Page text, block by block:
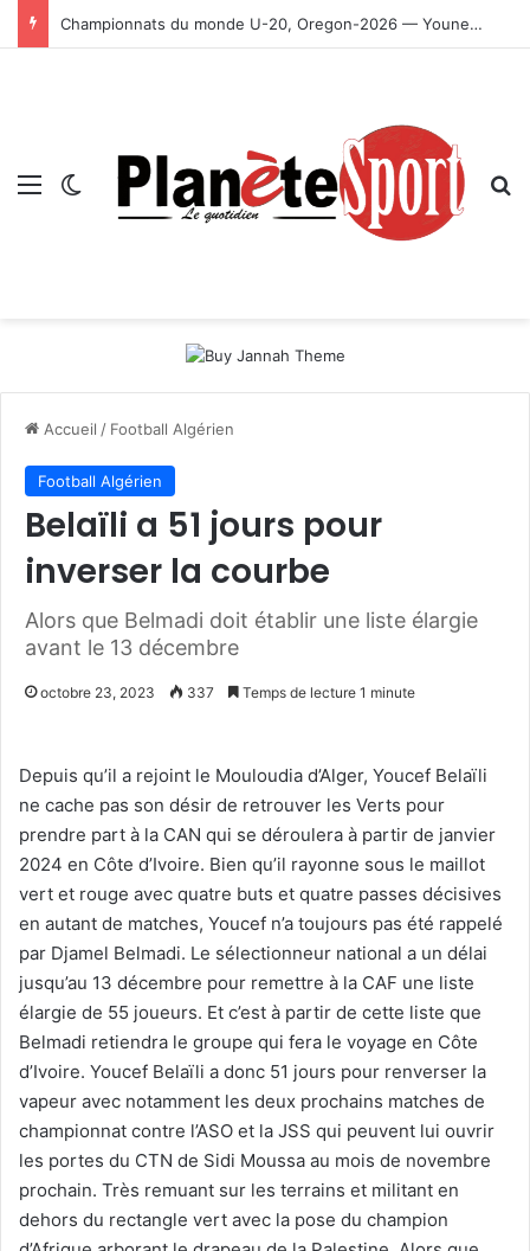
Championnats du monde U-20, Oregon-2026 — Younes Ayachi décroche la médaille d’or
Menu Switch skin
Accueil / Football Algérien
Football Algérien
Belaïli a 51 jours pour
inverser la courbe
Alors que Belmadi doit établir une liste élargie
avant le 13 décembre
octobre 23, 2023 337 Temps de lecture 1 minute
Depuis qu’il a rejoint le Mouloudia d’Alger, Youcef Belaïli
ne cache pas son désir de retrouver les Verts pour
prendre part à la CAN qui se déroulera à partir de janvier
2024 en Côte d’Ivoire. Bien qu’il rayonne sous le maillot
vert et rouge avec quatre buts et quatre passes décisives
en autant de matches, Youcef n’a toujours pas été rappelé
par Djamel Belmadi. Le sélectionneur national a un délai
jusqu’au 13 décembre pour remettre à la CAF une liste
élargie de 55 joueurs. Et c’est à partir de cette liste que
Belmadi retiendra le groupe qui fera le voyage en Côte
d’Ivoire. Youcef Belaïli a donc 51 jours pour renverser la
vapeur avec notamment les deux prochains matches de
championnat contre l’ASO et la JSS qui peuvent lui ouvrir
les portes du CTN de Sidi Moussa au mois de novembre
prochain. Très remuant sur les terrains et militant en
dehors du rectangle vert avec la pose du champion